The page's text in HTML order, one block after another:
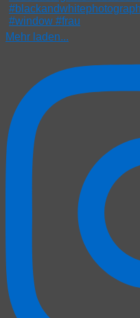
Mehr laden...